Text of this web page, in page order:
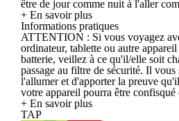
être de jour comme nuit à l'aller
+ En savoir plus
Informations pratiques
ATTENTION : Si vous voyagez
ordinateur, tablette ou autre
batterie, veillez à ce qu'il/elle soit
passage au filtre de sécurité. Il vous
l'allumer et d'apporter la preuve
votre appareil pourra être confisqué
+ En savoir plus
TAP